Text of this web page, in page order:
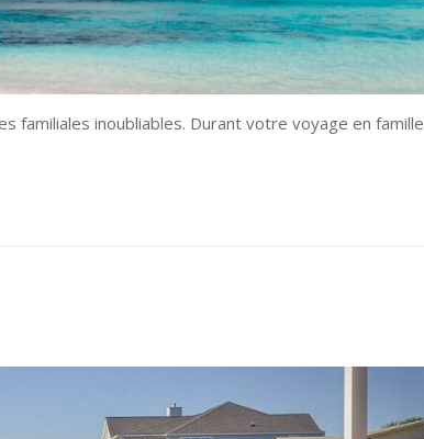
familiales inoubliables. Durant votre voyage en famille